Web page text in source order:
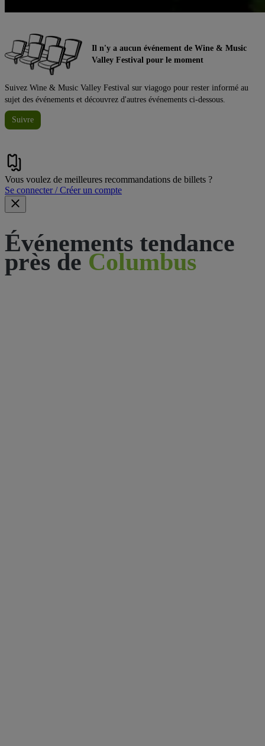
Il n'y a aucun événement de Wine & Music
Valley Festival pour le moment
Suivez Wine & Music Valley Festival sur viagogo pour rester informé au
sujet des événements et découvrez d'autres événements ci-dessous.
Suivre
Vous voulez de meilleures recommandations de billets ?
Se connecter / Créer un compte
Événements tendance
près de Columbus